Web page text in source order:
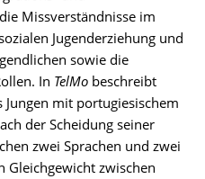
Missverständnisse im
Jugenderziehung und
sowie die
In TelMo beschreibt
mit portugiesischem
der Scheidung seiner
zwei Sprachen und zwei
Gleichgewicht zwischen